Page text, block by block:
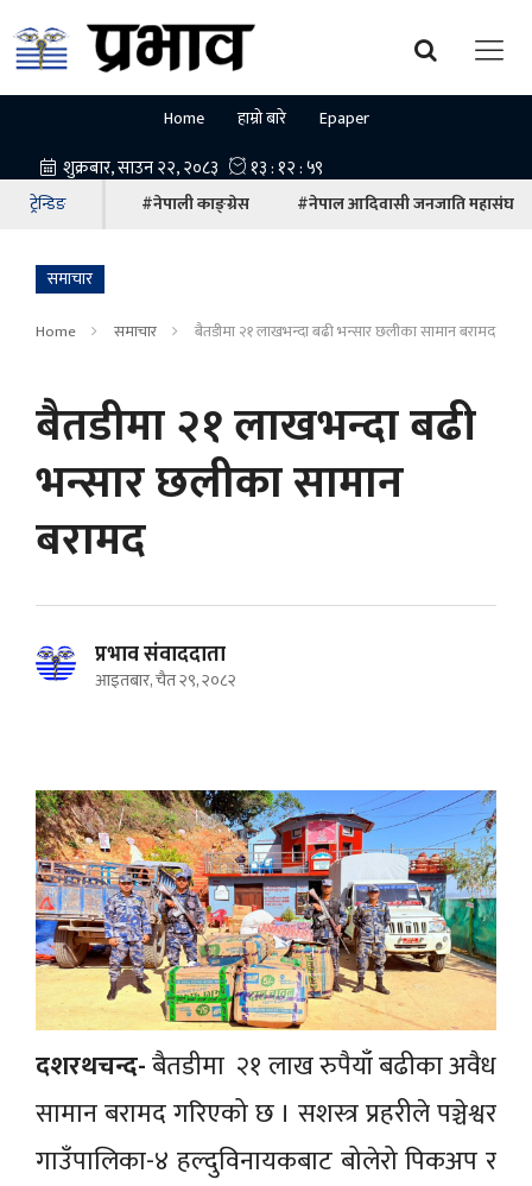
Home हाम्रो बारे Epaper
ट्रेन्डिङ #नेपाली काङ्ग्रेस #नेपाल आदिवासी जनजाति महासंघ
समाचार
Home समाचार बैतडीमा २१ लाखभन्दा बढी भन्सार छलीका सामान बरामद
बैतडीमा २१ लाखभन्दा बढी
भन्सार छलीका सामान
बरामद
प्रभाव संवाददाता
आइतबार, चैत २९, २०८२
दशरथचन्द-बैतडीमा २१ लाख रुपैयाँ बढीका अवैध
सामान बरामद गरिएको छ । सशस्त्र प्रहरीले पञ्चेश्वर
गाउँपालिका-४ हल्दुविनायकबाट बोलेरो पिकअप र